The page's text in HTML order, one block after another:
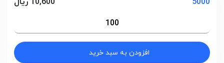
افزودن به سبد خرید